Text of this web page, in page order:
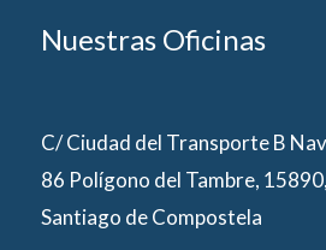
Nuestras Oficinas
C/ Ciudad del Transporte B
86 Polígono del Tambre, 15890,
Santiago de Compostela